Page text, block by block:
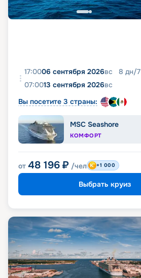
17:0006 сентября 2026вс 8 дн/7
07:0013 сентября 2026вс
Вы посетите 3 страны:
MSC Seashore
КОМФОРТ
от 48 196 ₽ /чел +1 000
Выбрать круиз